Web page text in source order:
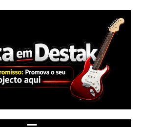
t
o
c
o
n